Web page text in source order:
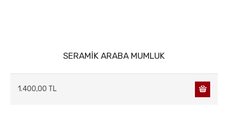
SERAMİK ARABA MUMLUK
1.400,00 TL